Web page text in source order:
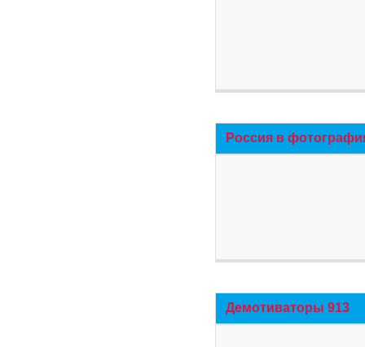
Россия в
Демотиваторы 913